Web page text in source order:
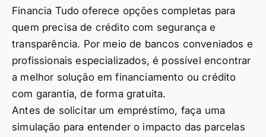
Financia Tudo oferece opções completas para
quem precisa de crédito com segurança e
transparência. Por meio de bancos conveniados e
profissionais especializados, é possível encontrar
a melhor solução em financiamento ou crédito
com garantia, de forma gratuita.
Antes de solicitar um empréstimo, faça uma
simulação para entender o impacto das parcelas